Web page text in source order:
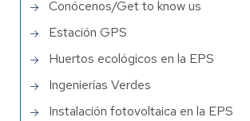
Conócenos/Get to know us
Estación GPS
Huertos ecológicos en la EPS
Ingenierías Verdes
Instalación fotovoltaica en la EPS